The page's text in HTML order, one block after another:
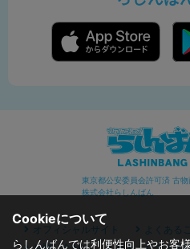
東京都公安委員会許可済 古
株式会社らしんばん
オフィシャルサイト よくある
Cookieについて
らしんばんでは利便性向上やお客